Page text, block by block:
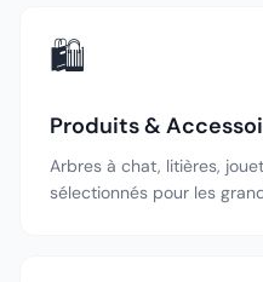
🛍️
Produits &
Arbres à chat, litières,
sélectionnés pour les